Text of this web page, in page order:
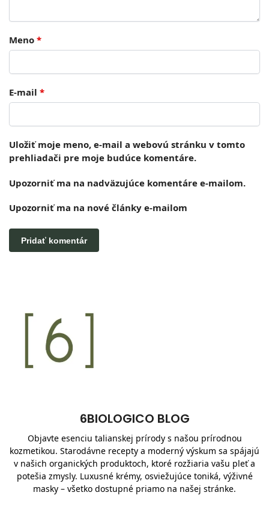
Meno *
E-mail *
Uložiť moje meno, e-mail a webovú stránku v tomto
prehliadači pre moje budúce komentáre.
Upozorniť ma na nadväzujúce komentáre e-mailom.
Upozorniť ma na nové články e-mailom
6BIOLOGICO BLOG
Objavte esenciu talianskej prírody s našou prírodnou
kozmetikou. Starodávne recepty a moderný výskum sa spájajú
v našich organických produktoch, ktoré rozžiaria vašu pleť a
potešia zmysly. Luxusné krémy, osviežujúce toniká, výživné
masky – všetko dostupné priamo na našej stránke.